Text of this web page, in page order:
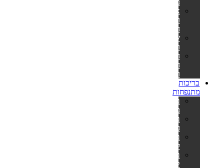
מתנפח
אביזרים
וחלקי
חילוף
שואבים
ורשתות
חומרי
חיטוי
ומתכלים
בריכות
מתנפחות
בריכות
מתנפחות
בריכות
פעילות
בריכות
לפעוטות
בריכות
קשיחות